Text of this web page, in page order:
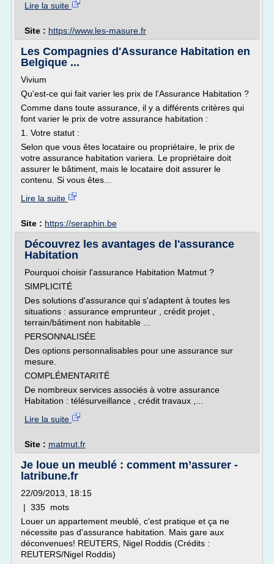
Lire la suite
Site : https://www.les-masure.fr
Les Compagnies d'Assurance Habitation en
Belgique ...
Vivium
Qu'est-ce qui fait varier les prix de l'Assurance Habitation ?
Comme dans toute assurance, il y a différents critères qui
font varier le prix de votre assurance habitation :
1. Votre statut :
Selon que vous êtes locataire ou propriétaire, le prix de
votre assurance habitation variera. Le propriétaire doit
assurer le bâtiment, mais le locataire doit assurer le
contenu. Si vous êtes...
Lire la suite
Site : https://seraphin.be
Découvrez les avantages de l'assurance
Habitation
Pourquoi choisir l'assurance Habitation Matmut ?
SIMPLICITÉ
Des solutions d'assurance qui s'adaptent à toutes les
situations : assurance emprunteur , crédit projet ,
terrain/bâtiment non habitable ...
PERSONNALISÉE
Des options personnalisables pour une assurance sur
mesure.
COMPLÉMENTARITÉ
De nombreux services associés à votre assurance
Habitation : télésurveillance , crédit travaux ,...
Lire la suite
Site : matmut.fr
Je loue un meublé : comment m’assurer -
latribune.fr
22/09/2013, 18:15
| 335 mots
Louer un appartement meublé, c'est pratique et ça ne
nécessite pas d'assurance habitation. Mais gare aux
déconvenues! REUTERS, Nigel Roddis (Crédits :
REUTERS/Nigel Roddis)